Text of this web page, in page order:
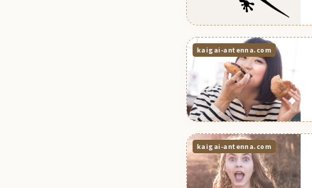
kaigai-antenna.com
kaigai-antenna.com